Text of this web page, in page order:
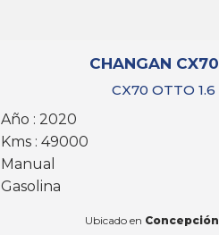
CHANGAN CX70
CX70 OTTO 1.6
Año : 2020
Kms : 49000
Manual
Gasolina
Ubicado en Concepción